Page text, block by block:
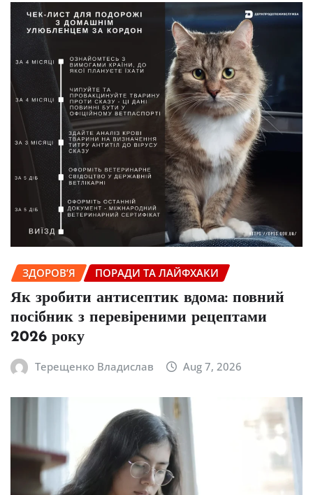
ЗДОРОВ’Я ПОРАДИ ТА ЛАЙФХАКИ
Як зробити антисептик вдома: повний
посібник з перевіреними рецептами
2026 року
Терещенко Владислав Aug 7, 2026